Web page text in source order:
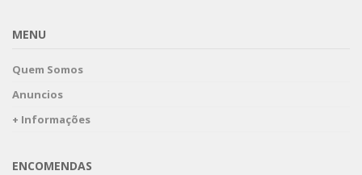
MENU
Quem Somos
Anuncios
+ Informações
ENCOMENDAS